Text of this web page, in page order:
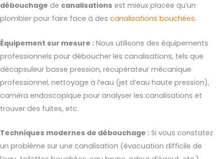
débouchage de canalisations est mieux placée qu’un
plombier pour faire face à des canalisations bouchées.
Équipement sur mesure : Nous utilisons des équipements
professionnels pour déboucher les canalisations, tels que
décapsuleur basse pression, récupérateur mécanique
professionnel, nettoyage à l’eau (jet d’eau haute pression),
caméra endoscopique pour analyser les canalisations et
trouver des fuites, etc.
Techniques modernes de débouchage : Si vous constatez
un problème sur une canalisation (évacuation difficile de